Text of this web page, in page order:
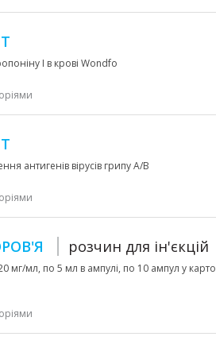
I в крові Wondfo
антигенів вірусів грипу А/В
розчин для ін'єкцій
мг/мл, по 5 мл в ампулі, по 10 ампул у